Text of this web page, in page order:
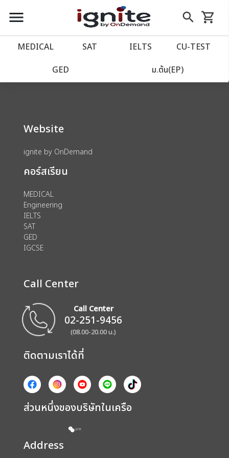
close
account_balance หน้าแรก
เว็บไซต์อิกไนท์
import_contacts วางแผนการเรียน
account_circle เข้าสู่ระบบ
assignment ลงทะเบียน
menu search
Skip
to
shopping_cart
รถเข็น
MEDICAL SAT IELTS CU‑TEST
GED ม.ต้น(EP)
We could not find anything for 80000179
Website
ignite by OnDemand
คอร์สเรียน
MEDICAL
Engineering
IELTS
SAT
GED
IGCSE
Call Center
Call Center
02-251-9456
(08.00-20.00 น.)
ติดตามเราได้ที่
ส่วนหนึ่งของบริษัทในเครือ
Address